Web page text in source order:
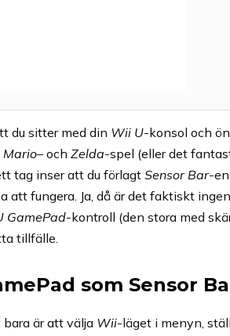
du sitter med din Wii U-konsol och
Mario– och Zelda-spel (eller det
tag inser att du förlagt Sensor Bar-
att fungera. Ja, då är det faktiskt
GamePad-kontroll (den stora med
tillfälle.
som Sensor
är att välja Wii-läget i menyn,